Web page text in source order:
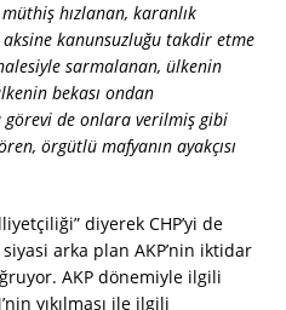
hızlanan, karanlık
kanunsuzluğu takdir etme
sarmalanan, ülkenin
bekası ondan
de onlara verilmiş gibi
örgütlü mafyanın ayakçısı
diyerek CHP’yi de
arka plan AKP’nin iktidar
AKP dönemiyle ilgili
yıkılması ile ilgili